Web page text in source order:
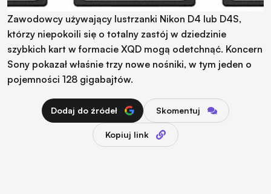
Zawodowcy używający lustrzanki Nikon D4 lub D4S,
którzy niepokoili się o totalny zastój w dziedzinie
szybkich kart w formacie XQD mogą odetchnąć. Koncern
Sony pokazał właśnie trzy nowe nośniki, w tym jeden o
pojemności 128 gigabajtów.
Dodaj do źródeł Skomentuj
Kopiuj link